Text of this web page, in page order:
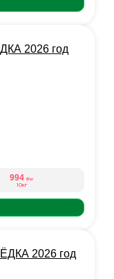
994 ₽/кг
10кг